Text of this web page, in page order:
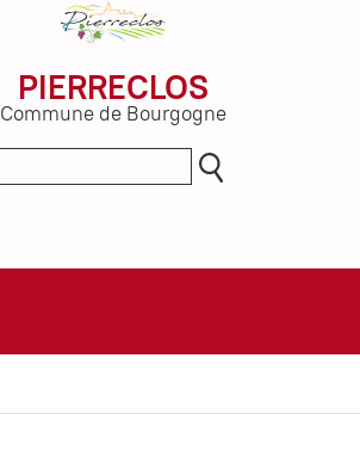
PIERRECLOS
Commune de Bourgogne